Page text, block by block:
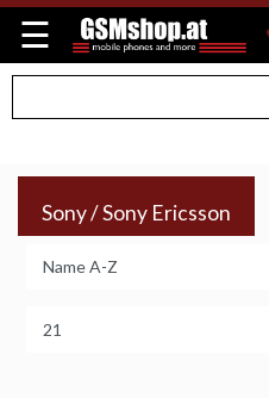
☰
Sony / Sony Ericsson